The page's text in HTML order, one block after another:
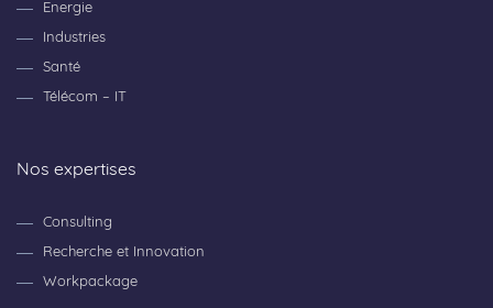
Energie
Industries
Santé
Télécom – IT
Nos expertises
Consulting
Recherche et Innovation
Workpackage